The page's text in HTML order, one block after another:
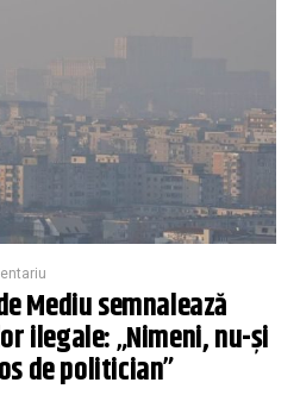
Mediu semnalează
ilegale: „Nimeni, nu-şi
de politician”